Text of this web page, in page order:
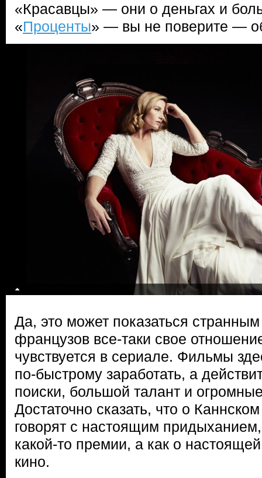
«Красавцы» — они о деньгах и
«Проценты» — вы не поверите —
Да, это может показаться
французов все-таки свое
чувствуется в сериале. Фильмы
по-быстрому заработать, а
поиски, большой талант и
Достаточно сказать, что о
говорят с настоящим
какой-то премии, а как о
кино.